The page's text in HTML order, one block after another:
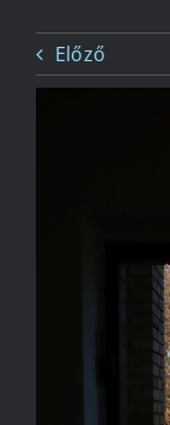
Csatlakozz!
Előző